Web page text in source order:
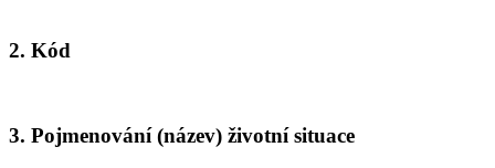
2. Kód
3. Pojmenování (název) životní situace